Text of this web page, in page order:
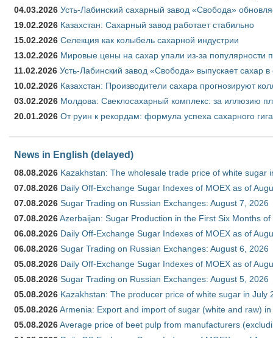
04.03.2026 Усть-Лабинский сахарный завод «Свобода»
19.02.2026 Казахстан: Сахарный завод работает стабильно
15.02.2026 Селекция как колыбель сахарной индустрии
13.02.2026 Мировые цены на сахар упали из-за популярности
11.02.2026 Усть-Лабинский завод «Свобода» выпускает сахар в
10.02.2026 Казахстан: Производители сахара прогнозируют
03.02.2026 Молдова: Свеклосахарный комплекс: за иллюзию
20.01.2026 От руин к рекордам: формула успеха сахарного
News in English (delayed)
08.08.2026 Kazakhstan: The wholesale trade price of white sugar
07.08.2026 Daily Off-Exchange Sugar Indexes of MOEX as of
07.08.2026 Sugar Trading on Russian Exchanges: August 7, 2026
07.08.2026Azerbaijan: Sugar Production in the First Six Months of
06.08.2026 Daily Off-Exchange Sugar Indexes of MOEX as of
06.08.2026 Sugar Trading on Russian Exchanges: August 6, 2026
05.08.2026 Daily Off-Exchange Sugar Indexes of MOEX as of
05.08.2026 Sugar Trading on Russian Exchanges: August 5, 2026
05.08.2026 Kazakhstan: The producer price of white sugar in July
05.08.2026Armenia: Export and import of sugar (white and raw)
05.08.2026Average price of beet pulp from manufacturers